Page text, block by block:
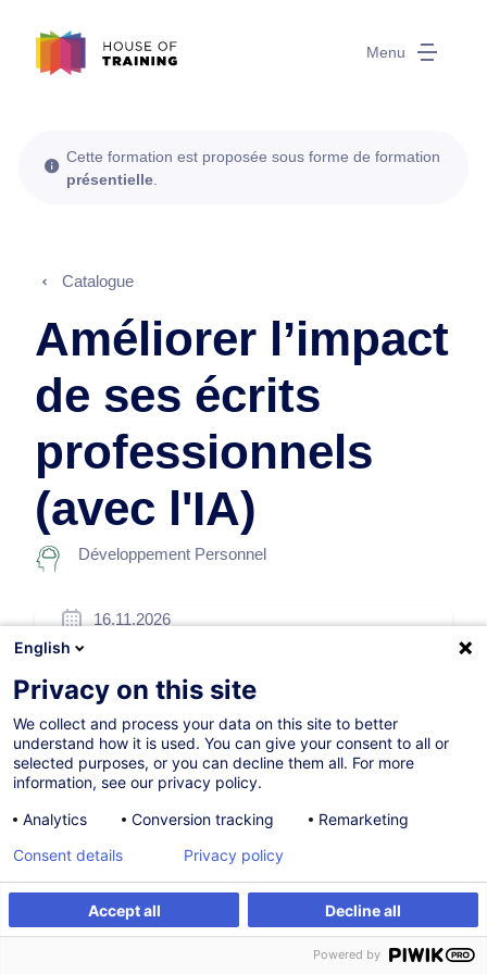
Menu
S'inscrire Formation sur mesure
Cette formation est proposée sous forme de formation
présentielle
Catalogue
Améliorer l’impact
de ses écrits
professionnels
(avec l'IA)
Développement Personnel
16.11.2026
Formation présentielle
Cours du jour
French / Français
006429
260,00EUR(+3% TVA)
S'inscrire
English
Privacy on this site
We collect and process your data on this site to better
understand how it is used. You can give your consent to all or
selected purposes, or you can decline them all. For more
information, see our privacy policy.
Analytics
Conversion tracking Remarketing
Accept all Decline all
Consent details Privacy policy
Powered by